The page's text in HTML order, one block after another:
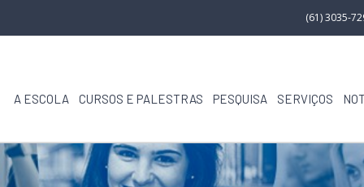
(61) 3035-
A ESCOLA CURSOS E PALESTRAS PESQUISA SERVIÇOS